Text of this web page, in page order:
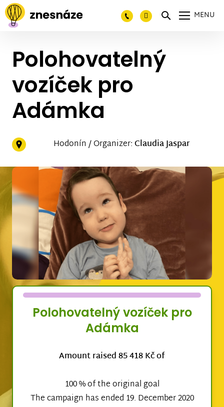
MENU
Polohovatelný
vozíček pro
Adámka
Hodonín / Organizer:Claudia Jaspar
Polohovatelný vozíček pro
Adámka
Amount raised 85 418 Kč of
100 % of the original goal
The campaign has ended 19. December 2020